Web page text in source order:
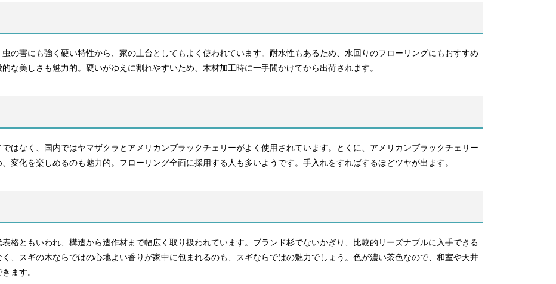
の害にも強く硬い特性から、家の土台としてもよく使われています。耐水性もあるため、水回りのフローリングにもおすすめ
な美しさも魅力的。硬いがゆえに割れやすいため、木材加工時に一手間かけてから出荷されます。
はなく、国内ではヤマザクラとアメリカンブラックチェリーがよく使用されています。とくに、アメリカンブラックチェリー
変化を楽しめるのも魅力的。フローリング全面に採用する人も多いようです。手入れをすればするほどツヤが出ます。
格ともいわれ、構造から造作材まで幅広く取り扱われています。ブランド杉でないかぎり、比較的リーズナブルに入手できる
、スギの木ならではの心地よい香りが家中に包まれるのも、スギならではの魅力でしょう。色が濃い茶色なので、和室や天井
ます。